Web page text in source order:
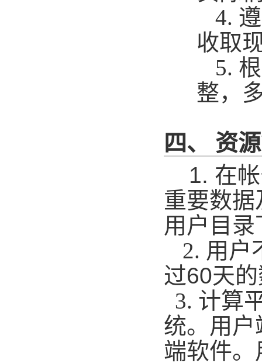
4.
收取
5.
整，
四、 资
1. 在
重要数
用户目
2. 用户
过60天
3. 计算
统。用
端软件